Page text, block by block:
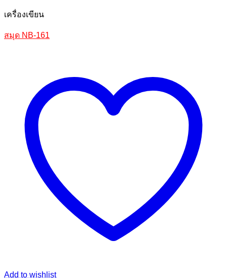
เครื่องเขียน
สมุด NB-161
Add to wishlist